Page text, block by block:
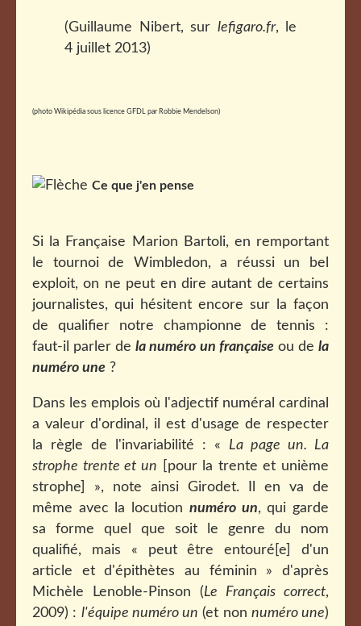
(Guillaume Nibert, sur lefigaro.fr, le
4 juillet 2013)
(photo Wikipédia sous licence GFDL par Robbie Mendelson)
Ce que j'en pense
Si la Française Marion Bartoli, en remportant
le tournoi de Wimbledon, a réussi un bel
exploit, on ne peut en dire autant de certains
journalistes, qui hésitent encore sur la façon
de qualifier notre championne de tennis :
faut-il parler dela numéro un françaiseou dela
numéro une ?
Dans les emplois où l'adjectif numéral cardinal
a valeur d'ordinal, il est d'usage de respecter
la règle de l'invariabilité : « La page un. La
strophe trente et un [pour la trente et unième
strophe] », note ainsi Girodet. Il en va de
même avec la locution numéro un, qui garde
sa forme quel que soit le genre du nom
qualifié, mais « peut être entouré[e] d'un
article et d'épithètes au féminin » d'après
Michèle Lenoble-Pinson (Le Français correct,
2009) : l'équipe numéro un (et non numéro une)